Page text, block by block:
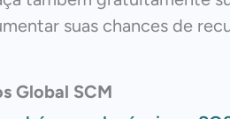
suas chances de
Global SCM